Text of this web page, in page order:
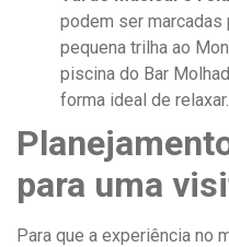
podem ser marcadas
pequena trilha ao
piscina do Bar
forma ideal de relaxar.
para uma
Para que a experiência no